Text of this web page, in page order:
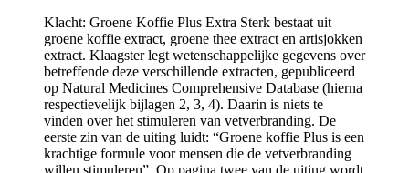
Klacht: Groene Koffie Plus Extra Sterk bestaat uit
groene koffie extract, groene thee extract en artisjokken
extract. Klaagster legt wetenschappelijke gegevens over
betreffende deze verschillende extracten, gepubliceerd
op Natural Medicines Comprehensive Database (hierna
respectievelijk bijlagen 2, 3, 4). Daarin is niets te
vinden over het stimuleren van vetverbranding. De
eerste zin van de uiting luidt: “Groene koffie Plus is een
krachtige formule voor mensen die de vetverbranding
willen stimuleren”. Op pagina twee van de uiting wordt